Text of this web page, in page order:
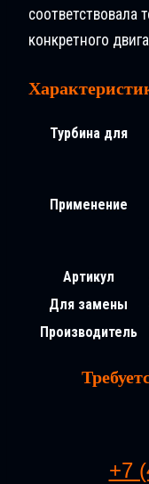
соответствовала
конкретного
Турбина для
Применение
Артикул
Для замены
Производитель
+7